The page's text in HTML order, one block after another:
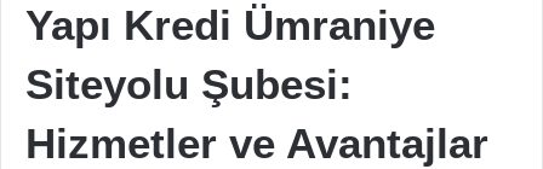
Yapı Kredi Ümraniye
Siteyolu Şubesi:
Hizmetler ve Avantajlar